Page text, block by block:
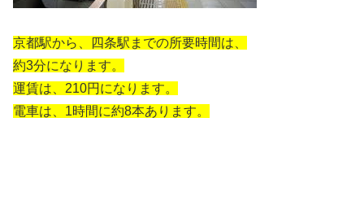
京都駅から、四条駅までの所要時間は、
約3分になります。
運賃は、210円になります。
電車は、1時間に約8本あります。